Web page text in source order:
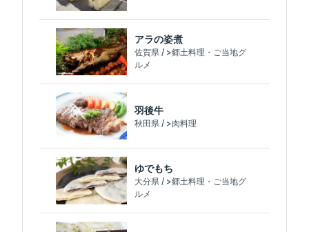
アラの姿煮
佐賀県 / >郷土料理・ご当地グ
ルメ
羽後牛
秋田県 / >肉料理
ゆでもち
大分県 / >郷土料理・ご当地グ
ルメ